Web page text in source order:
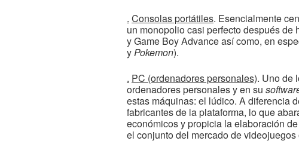
. Consolas portátiles. Esencialmente
un monopolio casi perfecto después
y Game Boy Advance así como, en
yPokemon).
. PC (ordenadores personales). Uno de
ordenadores personales y en su
estas máquinas: el lúdico. A diferencia
fabricantes de la plataforma, lo que
económicos y propicia la elaboración
el conjunto del mercado de